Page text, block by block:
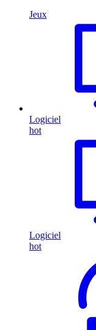
Jeux
Logiciel
hot
Logiciel
hot